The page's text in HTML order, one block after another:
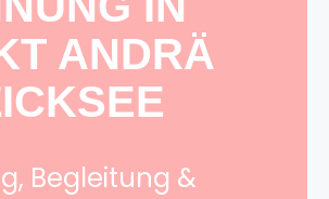
ANDRÄ
Begleitung &